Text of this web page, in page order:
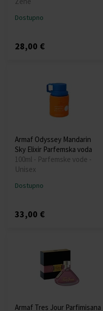
Dostupno
28,00 €
Armaf Odyssey Mandarin
Sky Elixir Parfemska voda
100ml - Parfemske vode -
Unisex
Dostupno
33,00 €
Armaf Tres Jour Parfimisana